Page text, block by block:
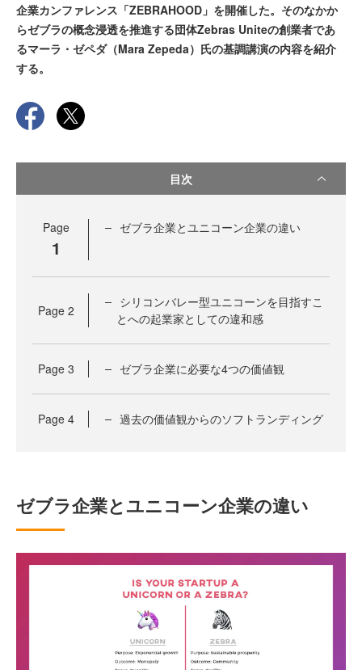
企業カンファレンス「ZEBRAHOOD」を開催した。そのなかか
らゼブラの概念浸透を推進する団体Zebras Uniteの創業者であ
るマーラ・ゼペダ（Mara Zepeda）氏の基調講演の内容を紹介
する。
目次
Page
1
ゼブラ企業とユニコーン企業の違い
Page 2
シリコンバレー型ユニコーンを目指すこ
とへの起業家としての違和感
Page 3 ゼブラ企業に必要な4つの価値観
Page 4 過去の価値観からのソフトランディング
ゼブラ企業とユニコーン企業の違い